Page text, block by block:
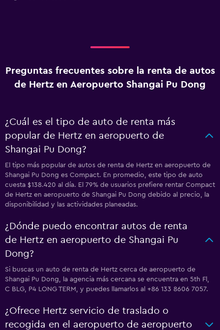
Preguntas frecuentes sobre la renta de autos
de Hertz en Aeropuerto Shangai Pu Dong
¿Cuál es el tipo de auto de renta más
popular de Hertz en aeropuerto de
Shangai Pu Dong?
El tipo más popular de autos de renta de Hertz en aeropuerto de
Shangai Pu Dong es Compact. En promedio, este tipo de auto
cuesta $138.420 al día. El 79% de usuarios prefiere rentar Compact
de Hertz en aeropuerto de Shangai Pu Dong debido al precio, la
disponibilidad y las actividades planeadas.
¿Dónde puedo encontrar autos de renta
de Hertz en aeropuerto de Shangai Pu
Dong?
Si buscas un auto de renta de Hertz cerca de aeropuerto de
Shangai Pu Dong, la agencia más cercana se encuentra en 5th Fl,
C BLG, P4 LONG TERM, y puedes llamarlos al +86 133 8606 7057.
¿Ofrece Hertz servicio de traslado o
recogida en el aeropuerto de aeropuerto